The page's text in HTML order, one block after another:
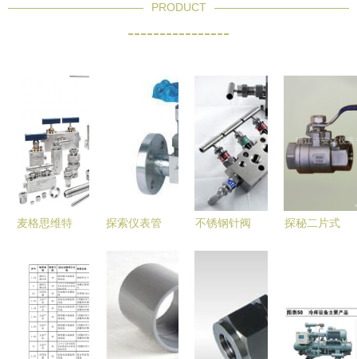
PRODUCT
----------------
麦格思维特
件
MAXIMATOR
品牌引领压
力技术与系
探索仪表管
管阀件 关
键连接技术
详解
不锈钢针阀
核心
探秘二片式
T201 优质
产品的核心